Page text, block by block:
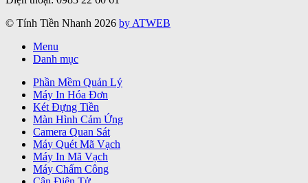
© Tính Tiền Nhanh 2026 by ATWEB
Menu
Danh mục
Phần Mềm Quản Lý
Máy In Hóa Đơn
Két Đựng Tiền
Màn Hình Cảm Ứng
Camera Quan Sát
Máy Quét Mã Vạch
Máy In Mã Vạch
Máy Chấm Công